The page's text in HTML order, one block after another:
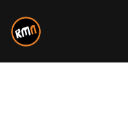
do
treści